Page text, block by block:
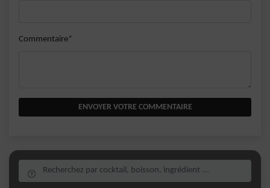
Commentaire*
ENVOYER VOTRE COMMENTAIRE